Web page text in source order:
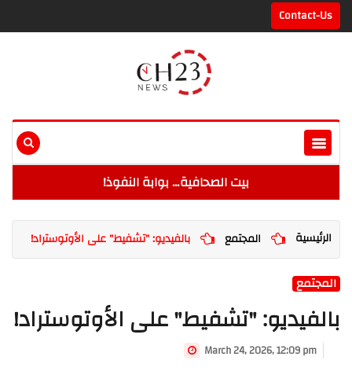
Contact-Us
بيت الصحافية… بوابة النفوذ!
الرئيسية المجتمع بالفيديو: "تشفيط" على الأوتوستراد!
المجتمع
بالفيديو: "تشفيط" على الأوتوستراد!
March 24, 2026, 12:09 pm